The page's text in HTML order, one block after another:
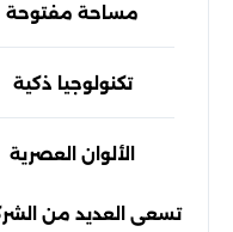
مساحة مفتوحة
تكنولوجيا ذكية
الألوان العصرية
تسعى العديد من